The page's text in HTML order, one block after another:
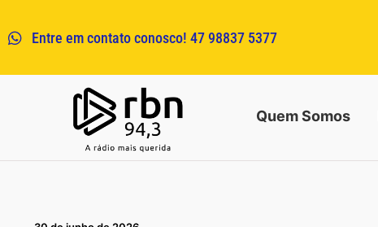
Entre em contato conosco! 47 98837 5377
Quem Somos